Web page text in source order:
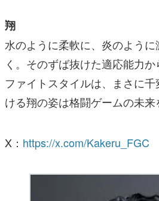
翔
水のように柔軟に、炎のよう
く。そのずば抜けた適応能力
ファイトスタイルは、まさに
ける翔の姿は格闘ゲームの未来
X： https://x.com/Kakeru_FGC